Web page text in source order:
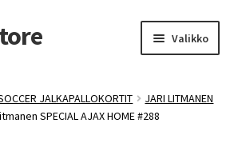
Valikko
JALKAPALLOKORTIT
JARI LITMANEN
SPECIAL AJAX HOME #288